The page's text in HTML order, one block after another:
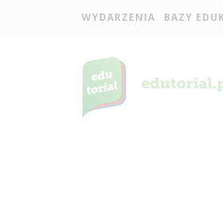
WYDARZENIA BAZY